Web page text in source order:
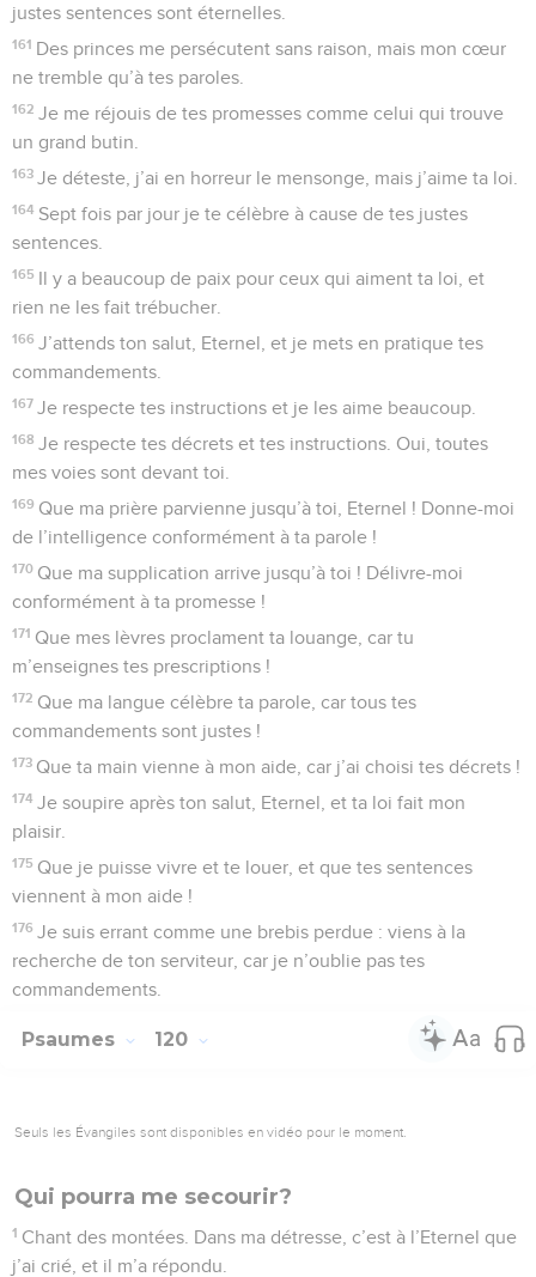
justes sentences sont éternelles.
161 Des princes me persécutent sans raison, mais mon cœur
ne tremble qu’à tes paroles.
162 Je me réjouis de tes promesses comme celui qui trouve
un grand butin.
163 Je déteste, j’ai en horreur le mensonge, mais j’aime ta loi.
164 Sept fois par jour je te célèbre à cause de tes justes
sentences.
165 Il y a beaucoup de paix pour ceux qui aiment ta loi, et
rien ne les fait trébucher.
166 J’attends ton salut, Eternel, et je mets en pratique tes
commandements.
167 Je respecte tes instructions et je les aime beaucoup.
168 Je respecte tes décrets et tes instructions. Oui, toutes
mes voies sont devant toi.
169 Que ma prière parvienne jusqu’à toi, Eternel ! Donne-moi
de l’intelligence conformément à ta parole !
170 Que ma supplication arrive jusqu’à toi ! Délivre-moi
conformément à ta promesse !
171 Que mes lèvres proclament ta louange, car tu
m’enseignes tes prescriptions !
172 Que ma langue célèbre ta parole, car tous tes
commandements sont justes !
173 Que ta main vienne à mon aide, car j’ai choisi tes décrets !
174 Je soupire après ton salut, Eternel, et ta loi fait mon
plaisir.
175 Que je puisse vivre et te louer, et que tes sentences
viennent à mon aide !
176 Je suis errant comme une brebis perdue : viens à la
recherche de ton serviteur, car je n’oublie pas tes
commandements.
Psaumes 120
Seuls les Évangiles sont disponibles en vidéo pour le moment.
Qui pourra me secourir?
1 Chant des montées. Dans ma détresse, c’est à l’Eternel que
j’ai crié, et il m’a répondu.